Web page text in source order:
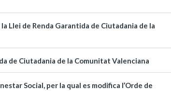
Llei de Renda Garantida de Ciutadania de la
de Ciutadania de la Comunitat Valenciana
Social, per la qual es modifica l’Orde de